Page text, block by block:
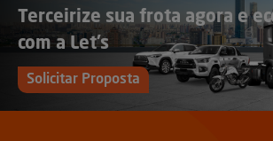
Terceirize sua frota agora e
com a Let’s
Solicitar Proposta